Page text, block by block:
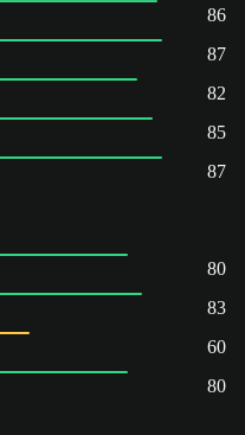
86
87
82
85
87
80
83
60
80